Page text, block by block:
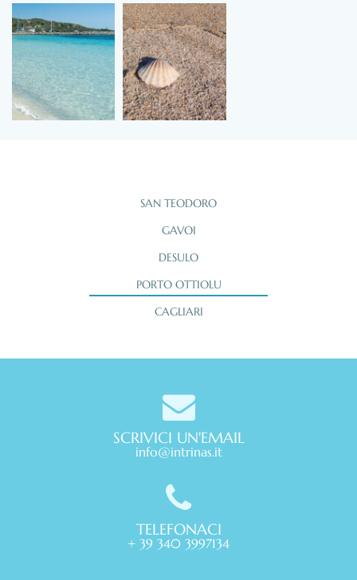
SAN TEODORO
GAVOI
DESULO
PORTO OTTIOLU
CAGLIARI
SCRIVICI UN'EMAIL
info@intrinas.it
TELEFONACI
+ 39 340 3997134